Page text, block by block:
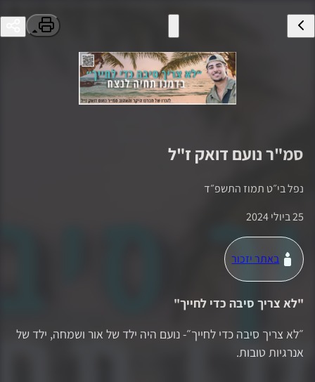
סמ"רנועם דואק ז"ל
נפל בי״ט תמוז התשפ״ד
25 ביולי 2024
באתר יזכור
"לא צריך סיבה כדי לחייך"
״לא צריך סיבה כדי לחייך״- נועם היה ילד של אור ושמחה, ילד של
אנרגיות טובות.